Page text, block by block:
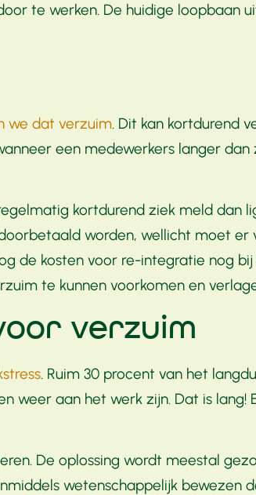
te werken. De huidige loopbaan
we dat verzuim. Dit kan kortdurend
een medewerkers langer
kortdurend ziek meld dan
worden, wellicht moet
de kosten voor re-integratie nog
te kunnen voorkomen en
verzuim
. Ruim 30 procent van het
weer aan het werk zijn. Dat is lang!
De oplossing wordt meestal
wetenschappelijk bewezen